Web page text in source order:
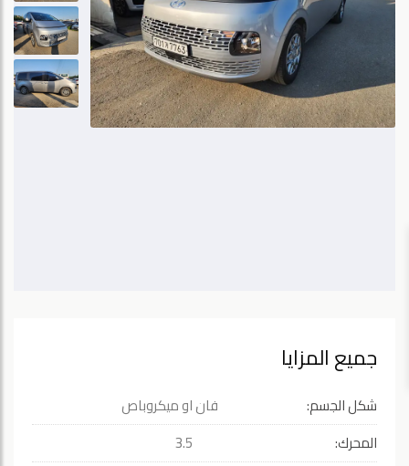
جميع المزايا
شكل الجسم:
فان او ميكروباص
المحرك:
3.5